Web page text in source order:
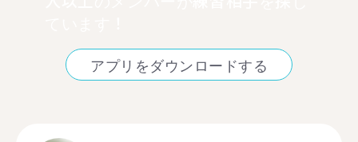
アプリをダウンロードする